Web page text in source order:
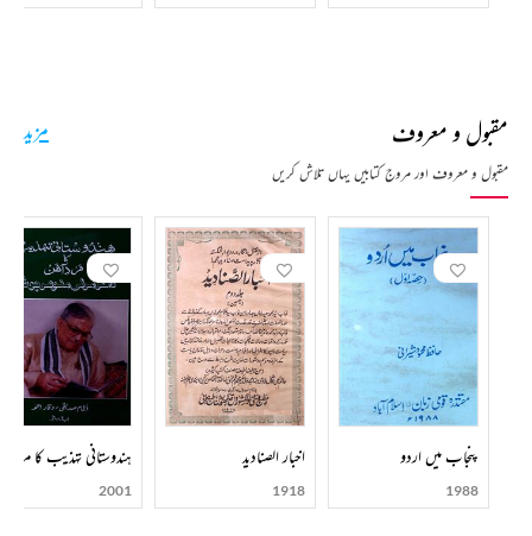
مقبول و معروف
مقبول و معروف اور مروج کتابیں یہاں تلاش کریں
مزید
پنجاب میں اردو
1988
اخبار الصنادید
1918
ہندوستانی تہذیب کا مرد
2001